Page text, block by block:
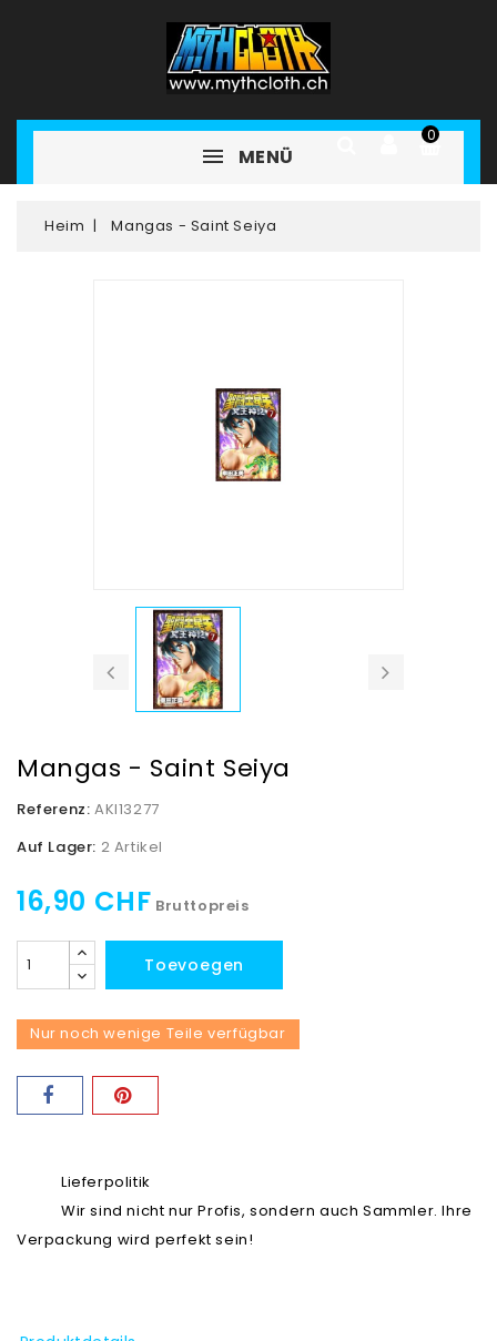
0
MENÜ
Heim Mangas - Saint Seiya
Mangas - Saint Seiya
Referenz: AKI13277
Auf Lager: 2 Artikel
16,90 CHF Bruttopreis
Toevoegen
Nur noch wenige Teile verfügbar
Lieferpolitik
Wir sind nicht nur Profis, sondern auch Sammler. Ihre
Verpackung wird perfekt sein!